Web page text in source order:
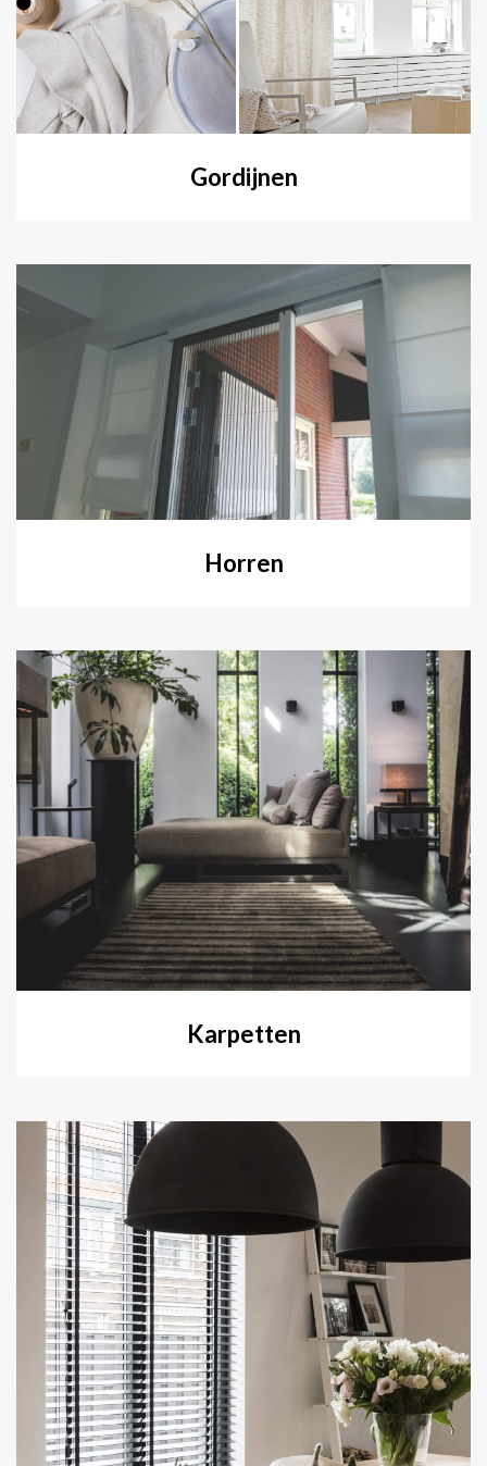
Gordijnen
Horren
Karpetten